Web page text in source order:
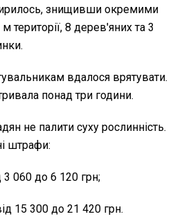
знищивши окремими
території, 8 дерев'яних та 3
вдалося врятувати.
понад три години.
не палити суху рослинність.
штрафи:
060 до 6 120 грн;
15 300 до 21 420 грн.